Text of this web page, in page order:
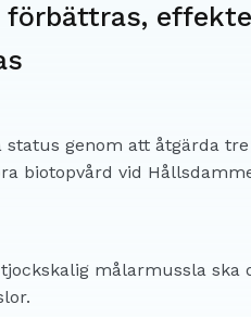
genom att åtgärda
biotopvård vid
målarmussla